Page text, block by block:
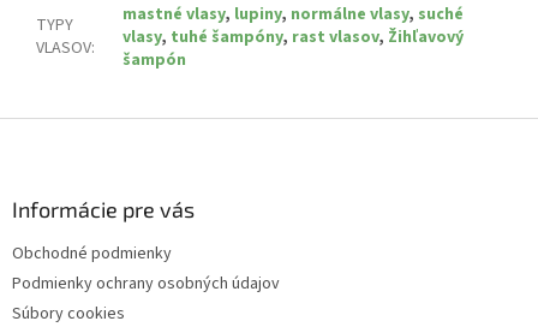
TYPY
VLASOV:
mastné vlasy, lupiny, normálne vlasy, suché
vlasy, tuhé šampóny, rast vlasov, Žihľavový
šampón
Informácie pre vás
Obchodné podmienky
Podmienky ochrany osobných údajov
Súbory cookies